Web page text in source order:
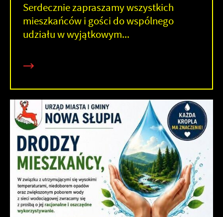
Serdecznie zapraszamy wszystkich
mieszkańców i gości do wspólnego
udziału w wyjątkowym...